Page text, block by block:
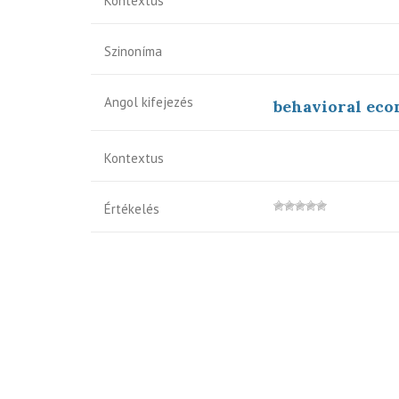
Szinoníma
Angol kifejezés behavioral
Kontextus
Értékelés